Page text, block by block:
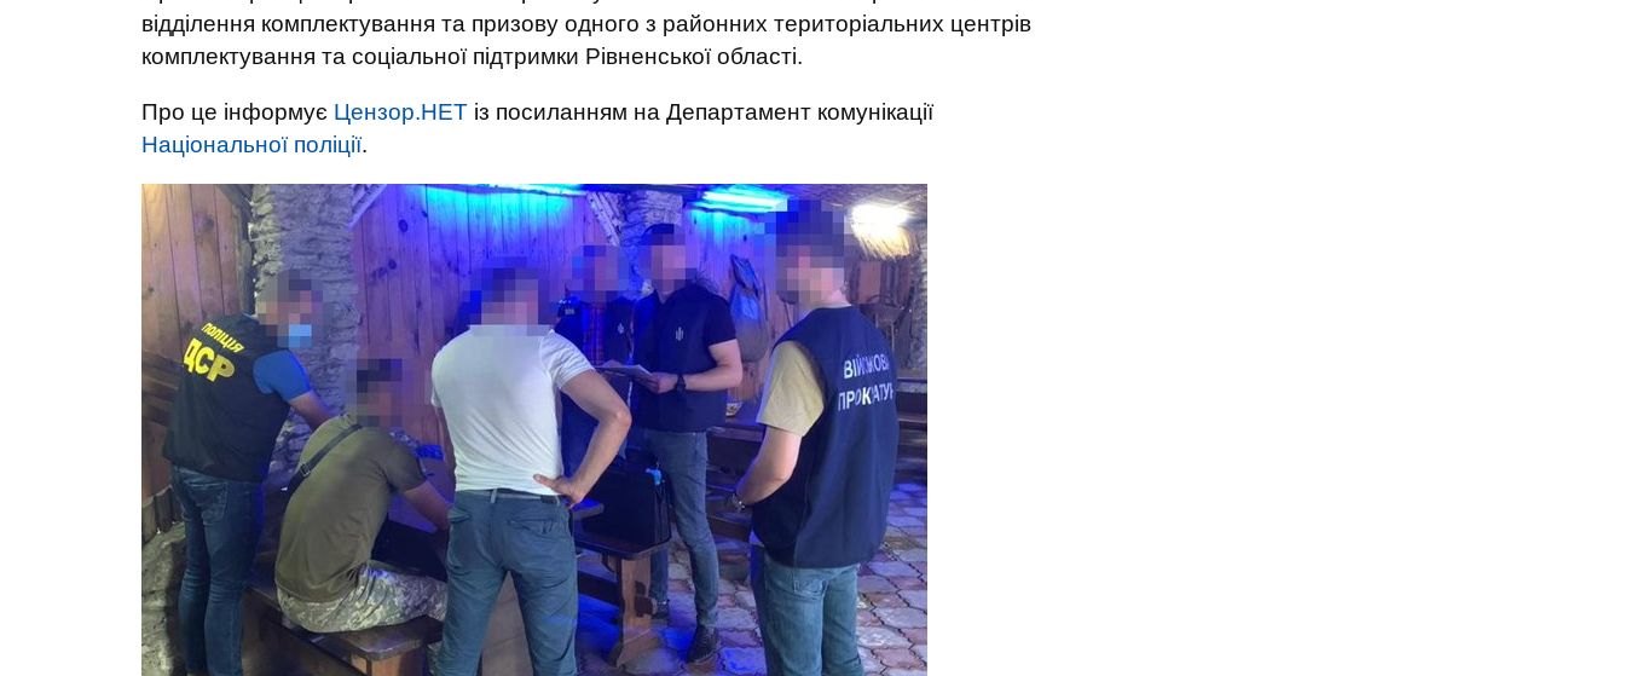
відділення комплектування та призову одного з районних територіальних центрів
комплектування та соціальної підтримки Рівненської області.
Про це інформує Цензор.НЕТ із посиланням на Департамент комунікації
Національної поліції.